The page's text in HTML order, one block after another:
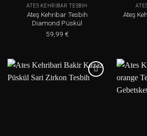
ATES KEHRIBAR TESBIH
Ateş Kehribar Tesbih
Diamond Püskül
59,99 €
Ateş